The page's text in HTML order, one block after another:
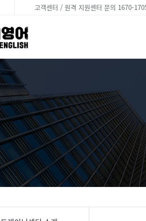
고객센터 / 원격 지원센터 문의 1670-